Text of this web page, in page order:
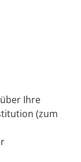
Ihre
(zum